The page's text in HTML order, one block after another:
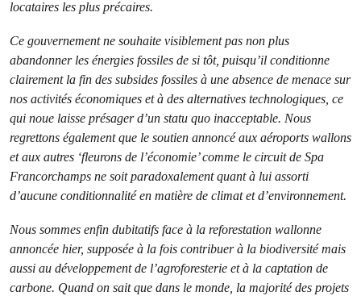
locataires les plus précaires.
Ce gouvernement ne souhaite visiblement pas non plus
abandonner les énergies fossiles de si tôt, puisqu’il conditionne
clairement la fin des subsides fossiles à une absence de menace sur
nos activités économiques et à des alternatives technologiques, ce
qui noue laisse présager d’un statu quo inacceptable. Nous
regrettons également que le soutien annoncé aux aéroports wallons
et aux autres ‘fleurons de l’économie’ comme le circuit de Spa
Francorchamps ne soit paradoxalement quant à lui assorti
d’aucune conditionnalité en matière de climat et d’environnement.
Nous sommes enfin dubitatifs face à la reforestation wallonne
annoncée hier, supposée à la fois contribuer à la biodiversité mais
aussi au développement de l’agroforesterie et à la captation de
carbone. Quand on sait que dans le monde, la majorité des projets